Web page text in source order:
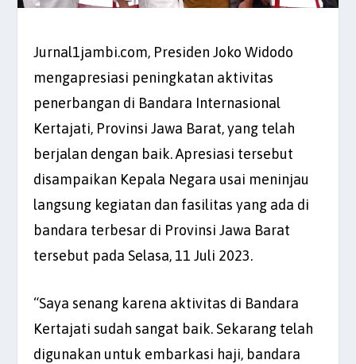
Jurnal1jambi.com, Presiden Joko Widodo
mengapresiasi peningkatan aktivitas
penerbangan di Bandara Internasional
Kertajati, Provinsi Jawa Barat, yang telah
berjalan dengan baik. Apresiasi tersebut
disampaikan Kepala Negara usai meninjau
langsung kegiatan dan fasilitas yang ada di
bandara terbesar di Provinsi Jawa Barat
tersebut pada Selasa, 11 Juli 2023.
“Saya senang karena aktivitas di Bandara
Kertajati sudah sangat baik. Sekarang telah
digunakan untuk embarkasi haji, bandara